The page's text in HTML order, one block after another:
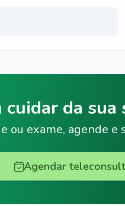
da sua
ou exame, agende e
Agendar